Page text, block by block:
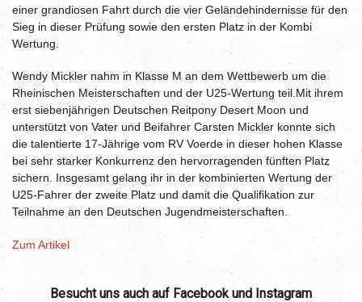
einer grandiosen Fahrt durch die vier Geländehindernisse für den
Sieg in dieser Prüfung sowie den ersten Platz in der Kombi
Wertung.
Wendy Mickler nahm in Klasse M an dem Wettbewerb um die
Rheinischen Meisterschaften und der U25-Wertung teil.Mit ihrem
erst siebenjährigen Deutschen Reitpony Desert Moon und
unterstützt von Vater und Beifahrer Carsten Mickler konnte sich
die talentierte 17-Jährige vom RV Voerde in dieser hohen Klasse
bei sehr starker Konkurrenz den hervorragenden fünften Platz
sichern. Insgesamt gelang ihr in der kombinierten Wertung der
U25-Fahrer der zweite Platz und damit die Qualifikation zur
Teilnahme an den Deutschen Jugendmeisterschaften.
Zum Artikel
Besucht uns auch auf Facebook und Instagram